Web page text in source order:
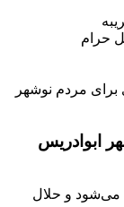
حرام
مردم نوشهر
ابوادریس
می‌شود و حلال